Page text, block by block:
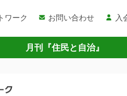
ワーク お問い合わせ 入
月刊『住民と自治』